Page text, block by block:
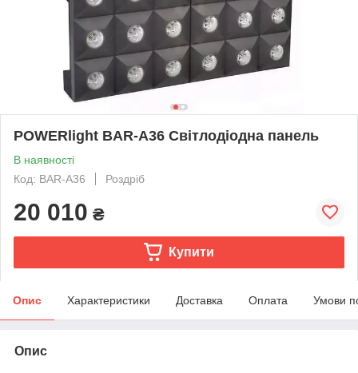
POWERlight BAR-A36 Світлодіодна панель
В наявності
Код: BAR-A36
Роздріб
20 010 ₴
Купити
Опис Характеристики Доставка Оплата Умови
Опис